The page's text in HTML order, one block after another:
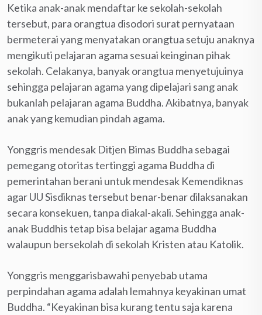
Ketika anak-anak mendaftar ke sekolah-sekolah
tersebut, para orangtua disodori surat pernyataan
bermeterai yang menyatakan orangtua setuju anaknya
mengikuti pelajaran agama sesuai keinginan pihak
sekolah. Celakanya, banyak orangtua menyetujuinya
sehingga pelajaran agama yang dipelajari sang anak
bukanlah pelajaran agama Buddha. Akibatnya, banyak
anak yang kemudian pindah agama.
Yonggris mendesak Ditjen Bimas Buddha sebagai
pemegang otoritas tertinggi agama Buddha di
pemerintahan berani untuk mendesak Kemendiknas
agar UU Sisdiknas tersebut benar-benar dilaksanakan
secara konsekuen, tanpa diakal-akali. Sehingga anak-
anak Buddhis tetap bisa belajar agama Buddha
walaupun bersekolah di sekolah Kristen atau Katolik.
Yonggris menggarisbawahi penyebab utama
perpindahan agama adalah lemahnya keyakinan umat
Buddha. “Keyakinan bisa kurang tentu saja karena